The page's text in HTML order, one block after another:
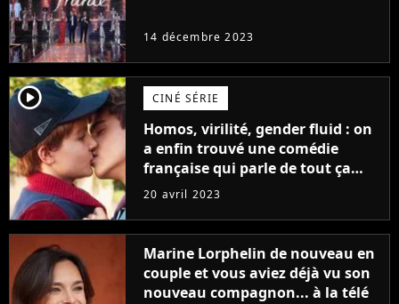
14 décembre 2023
player2 CINÉ SÉRIE
Homos, virilité, gender fluid : on
a enfin trouvé une comédie
française qui parle de tout ça
sans être super ringarde
20 avril 2023
Marine Lorphelin de nouveau en
couple et vous aviez déjà vu son
nouveau compagnon... à la télé